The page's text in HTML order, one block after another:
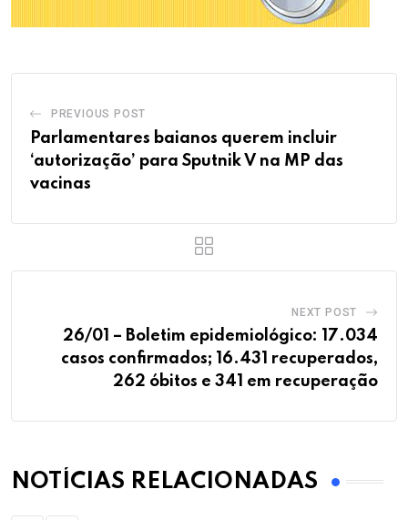
PREVIOUS POST
Parlamentares baianos querem incluir
‘autorização’ para Sputnik V na MP das
vacinas
NEXT POST
26/01 – Boletim epidemiológico: 17.034
casos confirmados; 16.431 recuperados,
262 óbitos e 341 em recuperação
NOTÍCIAS RELACIONADAS